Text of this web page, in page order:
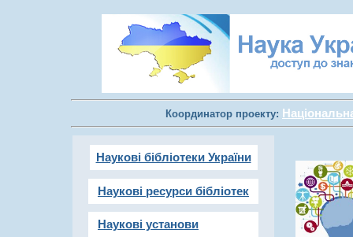
Координатор проекту:
Наукові бібліотеки України
Наукові ресурси бібліотек
Наукові установи